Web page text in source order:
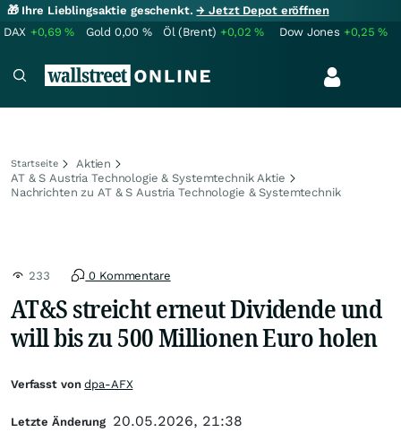
🎁 Ihre Lieblingsaktie geschenkt.→ Jetzt Depot eröffnen
DAX +0,69% Gold 0,00 % Öl (Brent) +0,02% Dow Jones +0,25%
Startseite
Aktien
AT & S Austria Technologie & Systemtechnik Aktie
Nachrichten zu AT & S Austria Technologie & Systemtechnik
233 0 Kommentare
AT&S streicht erneut Dividende und
will bis zu 500 Millionen Euro holen
Verfasst vondpa-AFX
Letzte Änderung 20.05.2026, 21:38